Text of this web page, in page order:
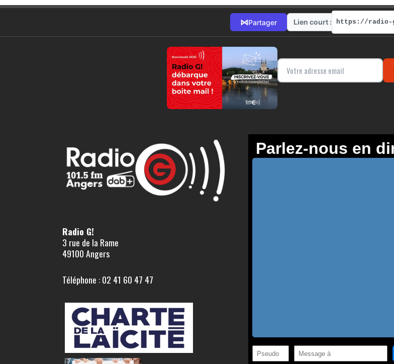
⋈Partager Lien court :
Radio G!
3 rue de la Rame
49100 Angers
Téléphone : 02 41 60 47 47